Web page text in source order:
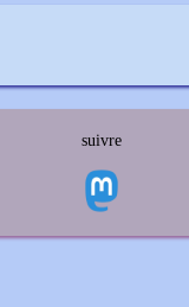
suivre